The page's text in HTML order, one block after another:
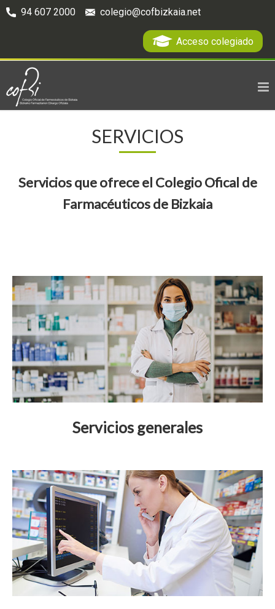
94 607 2000 colegio@cofbizkaia.net
Acceso colegiado
SERVICIOS
Servicios que ofrece el Colegio Ofical de
Farmacéuticos de Bizkaia
Servicios generales